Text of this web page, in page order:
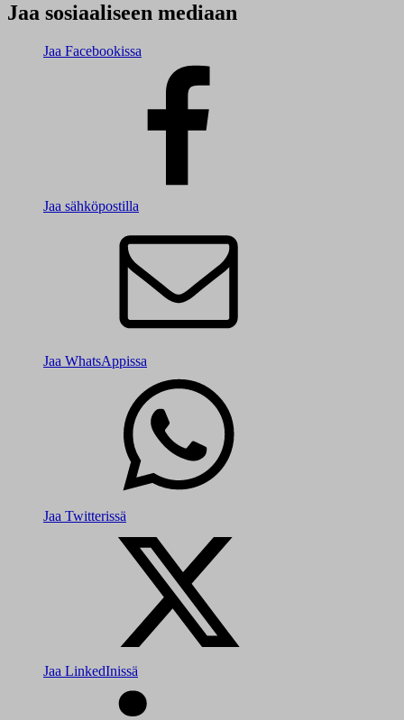
Jaa sosiaaliseen mediaan
Jaa Facebookissa
Jaa sähköpostilla
Jaa WhatsAppissa
Jaa Twitterissä
Jaa LinkedInissä